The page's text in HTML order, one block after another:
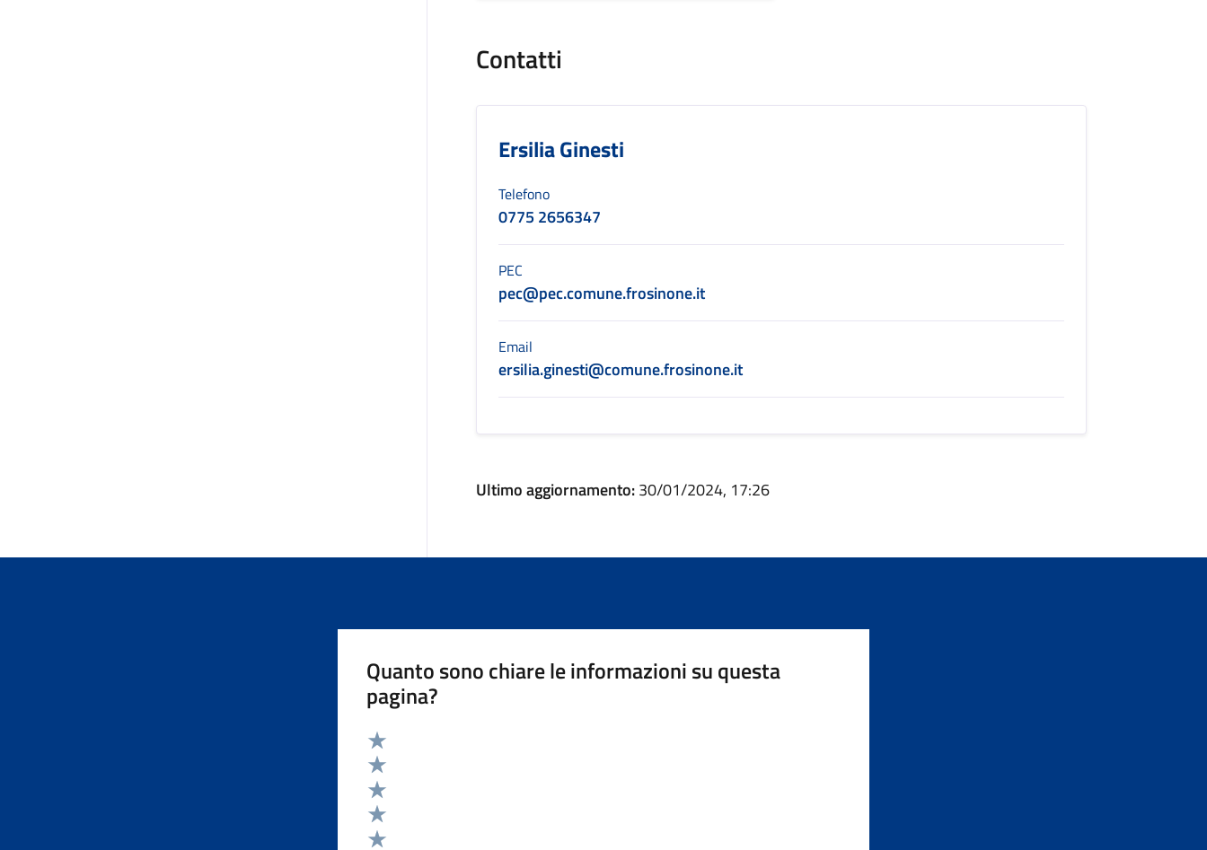
Contatti
Ersilia Ginesti
Telefono
0775 2656347
PEC
pec@pec.comune.frosinone.it
Email
ersilia.ginesti@comune.frosinone.it
Ultimo aggiornamento:30/01/2024, 17:26
Quanto sono chiare le informazioni su questa
pagina?
Valuta 5 stelle su 5
Valuta 4 stelle su 5
Valuta 3 stelle su 5
Valuta 2 stelle su 5